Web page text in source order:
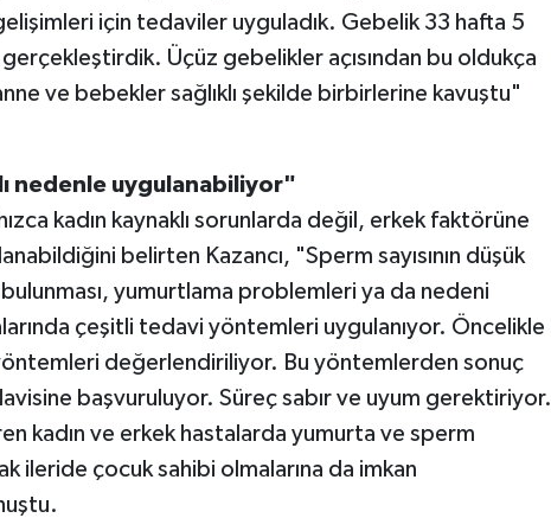
için tedaviler uyguladık. Gebelik 33 hafta 5
Üçüz gebelikler açısından bu oldukça
ve bebekler sağlıklı şekilde birbirlerine kavuştu"
nedenle uygulanabiliyor"
kadın kaynaklı sorunlarda değil, erkek faktörüne
belirten Kazancı, "Sperm sayısının düşük
bulunması, yumurtlama problemleri ya da nedeni
çeşitli tedavi yöntemleri uygulanıyor. Öncelikle
değerlendiriliyor. Bu yöntemlerden sonuç
başvuruluyor. Süreç sabır ve uyum gerektiriyor.
kadın ve erkek hastalarda yumurta ve sperm
ileride çocuk sahibi olmalarına da imkan